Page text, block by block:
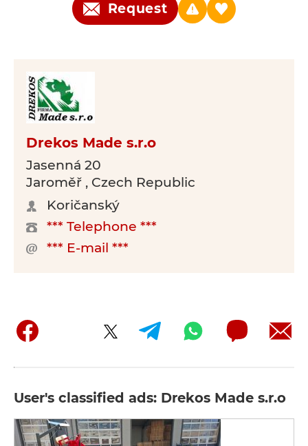
Request
Drekos Made s.r.o
Jasenná 20
Jaroměř , Czech Republic
Koričanský
*** Telephone ***
*** E-mail ***
User's classified ads: Drekos Made s.r.o